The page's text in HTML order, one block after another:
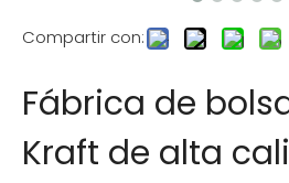
Compartir con:
Fábrica de
Kraft de alta